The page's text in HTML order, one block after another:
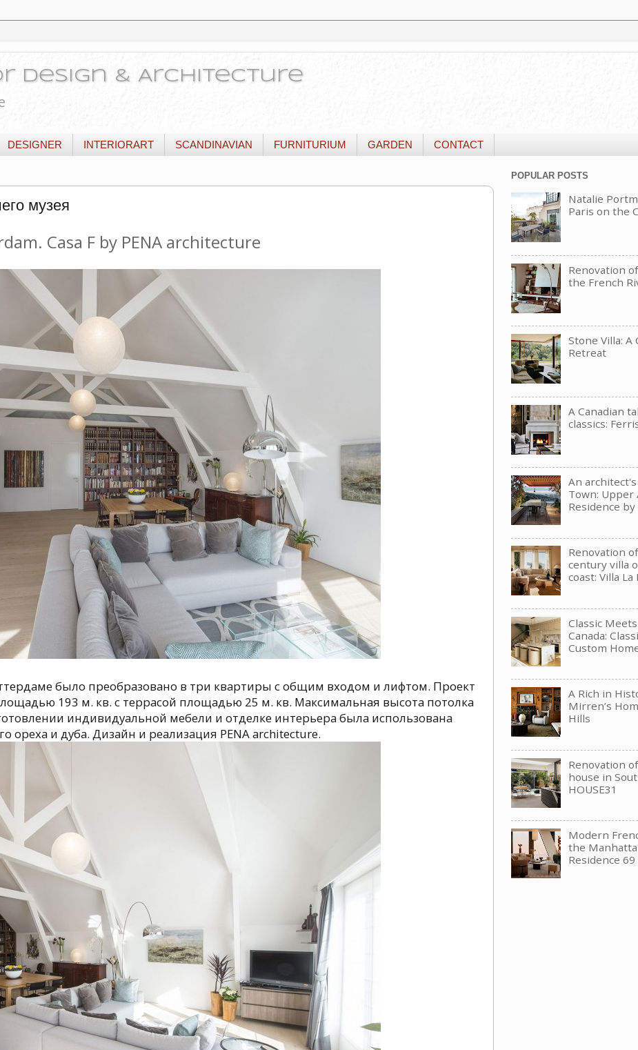
Design & Architecture
DESIGNER INTERIORART SCANDINAVIAN FURNITURIUM GARDEN CONTACT
музея
Casa F by PENA architecture
было преобразовано в три квартиры с общим входом и лифтом. Проект
193 м. кв. с террасой площадью 25 м. кв. Максимальная высота потолка
индивидуальной мебели и отделке интерьера была использована
ореха и дуба. Дизайн и реализация PENA architecture.
POPULAR POSTS
Natalie
Paris on the
Renovation
the French
Stone Villa:
Retreat
A Canadian
classics:
An
Town: Upper
Residence by
Renovation
century villa
coast: Villa La
Classic
Canada:
Custom
A Rich in
Mirren’s
Hills
Renovation
house in
HOUSE31
Modern
the
Residence 69